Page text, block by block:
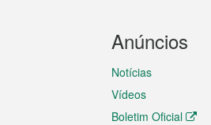
Anúncios
Notícias
Vídeos
Boletim Oficial